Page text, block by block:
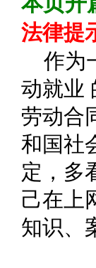
法律提
作为
动就业
劳动合
和国社
定，多
己在上
知识、